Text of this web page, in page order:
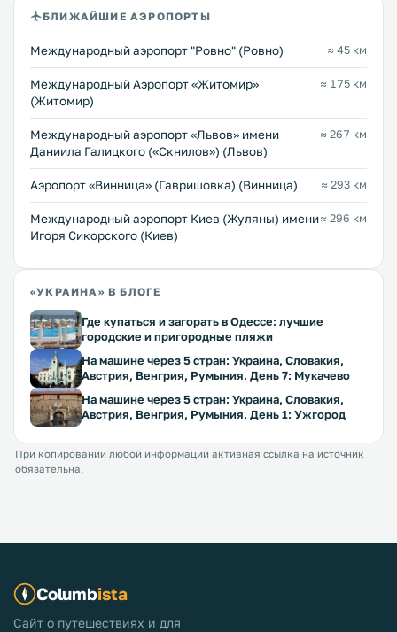
БЛИЖАЙШИЕ АЭРОПОРТЫ
Междунарoдный аэропорт "Ровно" (Ровно) ≈ 45 км
Международный Аэропорт «Житомир»
(Житомир)
≈ 175 км
Междунарoдный аэропорт «Львов» имени
Даниила Галицкого («Скнилов») (Львов)
≈ 267 км
Аэропорт «Винница» (Гавришовка) (Винница) ≈ 293 км
Международный аэропорт Киев (Жуляны) имени
Игоря Сикорского (Киев)
≈ 296 км
«УКРАИНА» В БЛОГЕ
Где купаться и загорать в Одессе: лучшие
городские и пригородные пляжи
На машине через 5 стран: Украина, Словакия,
Австрия, Венгрия, Румыния. День 7: Мукачево
На машине через 5 стран: Украина, Словакия,
Австрия, Венгрия, Румыния. День 1: Ужгород
При копировании любой информации активная ссылка на источник
обязательна.
Columbista
Сайт о путешествиях и для